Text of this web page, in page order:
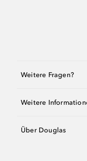
Weitere Fragen?
Weitere
Über Douglas